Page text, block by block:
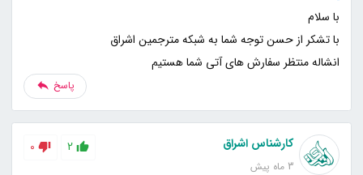
انشاله منتظر سفارش های آتی شما هستیم
پاسخ
کارشناس اشراق
3 ماه پیش
2
0